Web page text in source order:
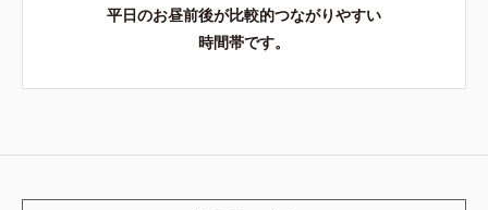
平日のお昼前後が比較的つながりやすい
時間帯です。